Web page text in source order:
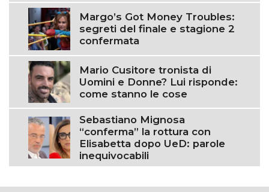
Margo’s Got Money Troubles:
segreti del finale e stagione 2
confermata
Mario Cusitore tronista di
Uomini e Donne? Lui risponde:
come stanno le cose
Sebastiano Mignosa
“conferma” la rottura con
Elisabetta dopo UeD: parole
inequivocabili